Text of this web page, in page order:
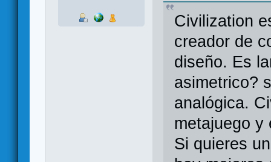
Civilization
creador de
diseño. Es
asimetrico?
analógica.
metajuego y
Si quieres